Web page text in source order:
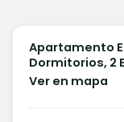
Apartamento
Dormitorios, 2
Ver en mapa